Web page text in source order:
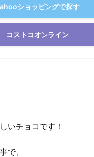
ショッピングで探す
コストコオンライン
いチョコです！
で、